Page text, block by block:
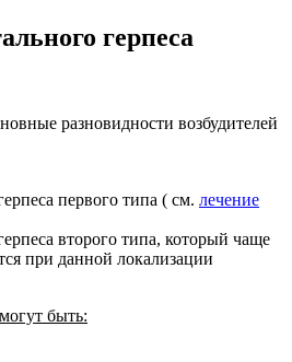
герпеса
разновидности возбудителей
первого типа ( см. лечение
второго типа, который чаще
при данной локализации
быть: